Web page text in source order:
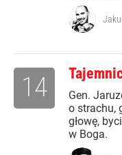
Gen.
o strachu,
głowę,
w Boga.
14